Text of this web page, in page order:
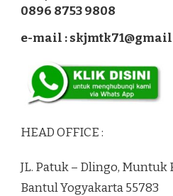
0896 8753 9808
e-mail :
HEAD OFFICE :
JL. Patuk – Dlingo,
Bantul Yogyakarta 55783